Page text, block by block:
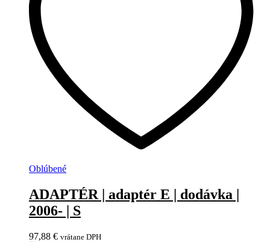
Oblúbené
ADAPTÉR | adaptér E | dodávka |
2006- | S
97,88 € vrátane DPH